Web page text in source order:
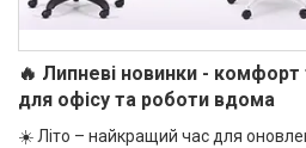
🔥 Липневі новинки - комфорт
для офісу та роботи вдома
☀️ Літо – найкращий час для